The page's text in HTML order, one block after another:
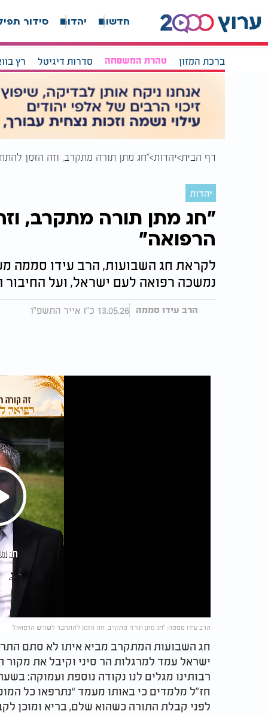
חדשות יהדות סידור
ברכת המזון טהרת המשפחה סדרות דיגיטל רץ
דף הבית יהדות "חג מתן תורה מתקרב, וזה הזמן
יהדות
"חג מתן תורה מתקרב,
הרפואה"
לקראת חג השבועות, הרב עידו סממה
נמשכה רפואה לעם ישראל, ועל
הרב עידו סממה 13.05.26 כ"ו אייר התשפ"ו
הרב עידו סממה: "חג מתן תורה מתקרב, וזה הזמן להתחבר לשורש הרפואה"
חג השבועות המתקרב מביא איתו לא סתם
ישראל עמד למרגלות הר סיני וקיבל את
רבותינו מגלים לנו נקודה נוספת ועמוקה:
חז"ל מלמדים כי באותו מעמד “נתרפאו כל
לפני קבלת התורה כשהוא שלם, בריא ומוכן